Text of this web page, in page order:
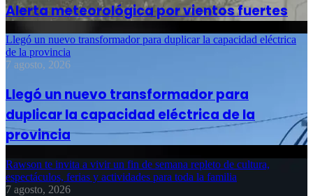
Alerta meteorológica por vientos fuertes
Llegó un nuevo transformador para duplicar la capacidad eléctrica
de la provincia
7 agosto, 2026
Llegó un nuevo transformador para
duplicar la capacidad eléctrica de la
provincia
Rawson te invita a vivir un fin de semana repleto de cultura,
espectáculos, ferias y actividades para toda la familia
7 agosto, 2026